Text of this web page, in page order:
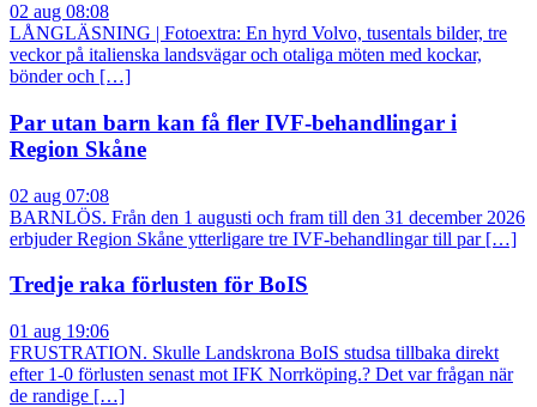
02 aug 08:08
LÅNGLÄSNING | Fotoextra: En hyrd Volvo, tusentals bilder, tre
veckor på italienska landsvägar och otaliga möten med kockar,
bönder och […]
Par utan barn kan få fler IVF-behandlingar i
Region Skåne
02 aug 07:08
BARNLÖS. Från den 1 augusti och fram till den 31 december 2026
erbjuder Region Skåne ytterligare tre IVF-behandlingar till par […]
Tredje raka förlusten för BoIS
01 aug 19:06
FRUSTRATION. Skulle Landskrona BoIS studsa tillbaka direkt
efter 1-0 förlusten senast mot IFK Norrköping.? Det var frågan när
de randige […]